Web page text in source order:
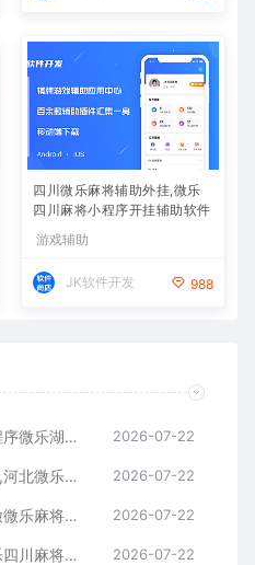
四川微乐麻将辅助外挂,微乐
四川麻将小程序开挂辅助软件
游戏辅助
JK软件开发 988
湖南微乐麻将辅助外挂,小程序微乐湖南麻将开挂辅助软件 2026-07-22
微乐河北麻将开挂辅助软件,河北微乐麻将小程序外挂 2026-07-22
微乐安徽麻将辅助外挂,安徽微乐麻将开挂辅助软件 2026-07-22
四川微乐麻将辅助外挂,微乐四川麻将小程序开挂辅助软件 2026-07-22